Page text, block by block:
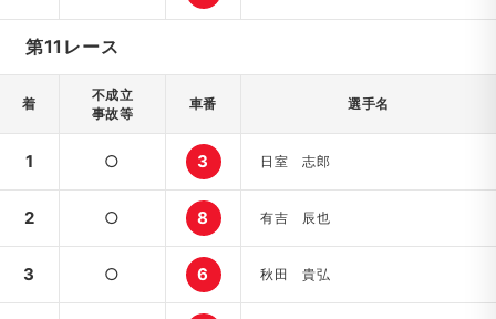
第11レース
着
不成立
事故等
車番 選手名
1 ○ 3 日室 志郎
2 ○ 8 有吉 辰也
3 ○ 6 秋田 貴弘